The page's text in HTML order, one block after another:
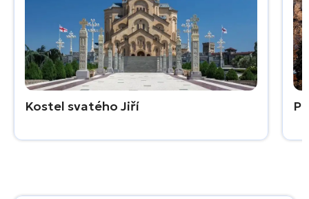
Kostel svatého Jiří